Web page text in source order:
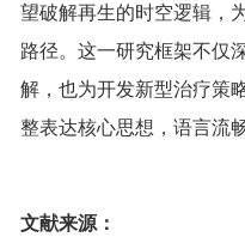
望破解再生的时空逻辑，
路径。这一研究框架不仅
解，也为开发新型治疗策
整表达核心思想，语言流
文献来源：